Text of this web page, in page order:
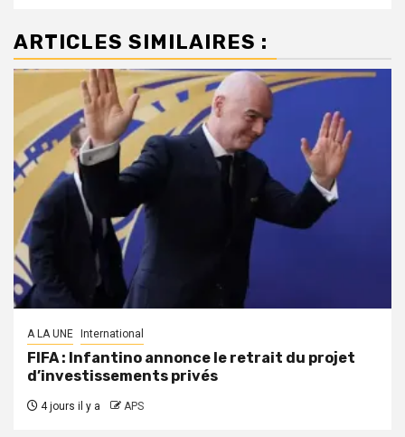
ARTICLES SIMILAIRES :
A LA UNE International
FIFA : Infantino annonce le retrait du projet
d’investissements privés
4 jours il y a APS